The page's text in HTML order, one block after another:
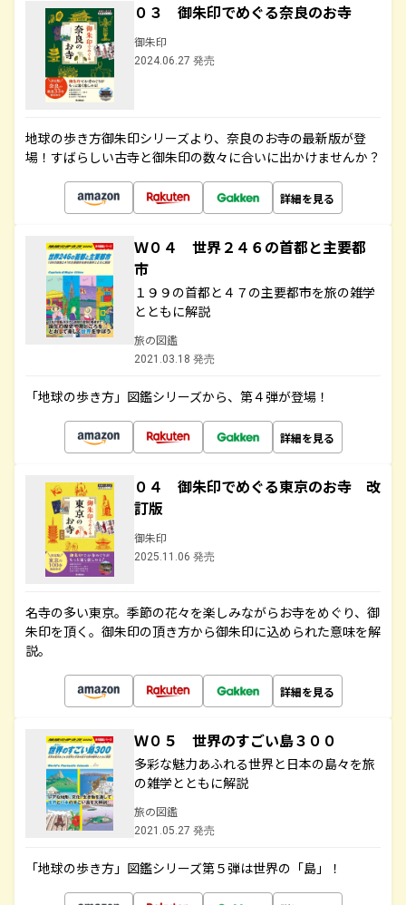
０３ 御朱印でめぐる奈良のお寺
御朱印
2024.06.27 発売
地球の歩き方御朱印シリーズより、奈良のお寺の最新版が登
場！すばらしい古寺と御朱印の数々に合いに出かけませんか？
詳細を見る
Ｗ０４ 世界２４６の首都と主要都
市
１９９の首都と４７の主要都市を旅の雑学
とともに解説
旅の図鑑
2021.03.18 発売
「地球の歩き方」図鑑シリーズから、第４弾が登場！
詳細を見る
０４ 御朱印でめぐる東京のお寺 改
訂版
御朱印
2025.11.06 発売
名寺の多い東京。季節の花々を楽しみながらお寺をめぐり、御
朱印を頂く。御朱印の頂き方から御朱印に込められた意味を解
説。
詳細を見る
Ｗ０５ 世界のすごい島３００
多彩な魅力あふれる世界と日本の島々を旅
の雑学とともに解説
旅の図鑑
2021.05.27 発売
「地球の歩き方」図鑑シリーズ第５弾は世界の「島」！